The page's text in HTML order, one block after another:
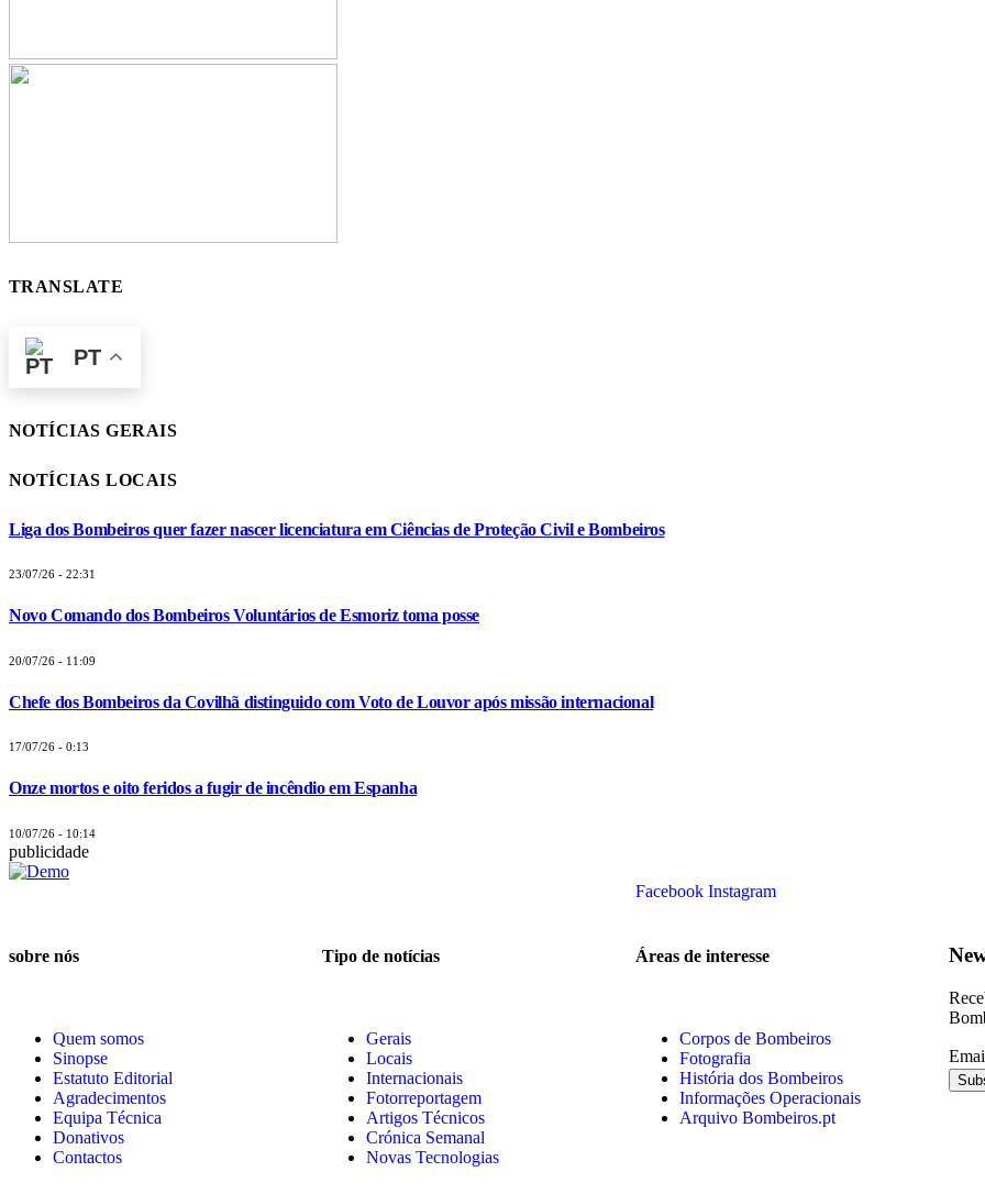
TRANSLATE
PT
NOTÍCIAS GERAIS
NOTÍCIAS LOCAIS
Liga dos Bombeiros quer fazer nascer licenciatura em Ciências de Proteção Civil e Bombeiros
23/07/26 - 22:31
Novo Comando dos Bombeiros Voluntários de Esmoriz toma posse
20/07/26 - 11:09
Chefe dos Bombeiros da Covilhã distinguido com Voto de Louvor após missão internacional
17/07/26 - 0:13
Onze mortos e oito feridos a fugir de incêndio em Espanha
10/07/26 - 10:14
publicidade
Facebook Instagram
sobre nós
Quem somos
Sinopse
Estatuto Editorial
Agradecimentos
Equipa Técnica
Donativos
Contactos
Tipo de notícias
Gerais
Locais
Internacionais
Fotorreportagem
Artigos Técnicos
Crónica Semanal
Novas Tecnologias
Áreas de interesse
Corpos de Bombeiros
Fotografia
História dos Bombeiros
Informações Operacionais
Arquivo Bombeiros.pt